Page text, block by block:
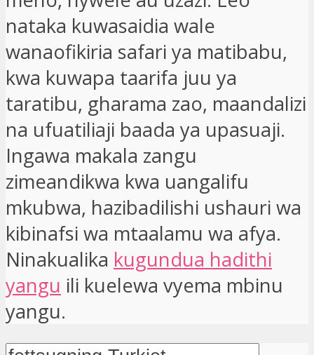
nataka kuwasaidia wale
wanaofikiria safari ya matibabu,
kwa kuwapa taarifa juu ya
taratibu, gharama zao, maandalizi
na ufuatiliaji baada ya upasuaji.
Ingawa makala zangu
zimeandikwa kwa uangalifu
mkubwa, hazibadilishi ushauri wa
kibinafsi wa mtaalamu wa afya.
Ninakualika kugundua hadithi
yangu ili kuelewa vyema mbinu
yangu.